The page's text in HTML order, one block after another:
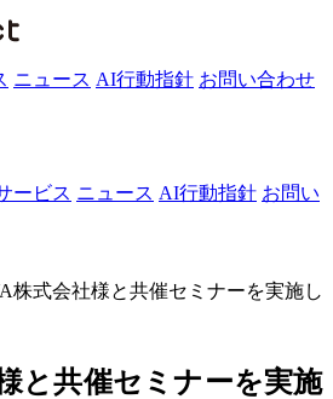
ニュース AI行動指針 お問い合わせ
ービス ニュース AI行動指針 お問い
株式会社様と共催セミナーを実施し
と共催セミナーを実施